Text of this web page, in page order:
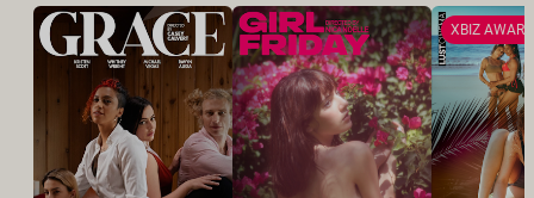
XBIZ